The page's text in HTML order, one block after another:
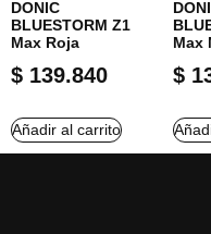
DONIC
BLUESTORM Z1
Max Roja
$ 139.840
Añadir al carrito
Max
$